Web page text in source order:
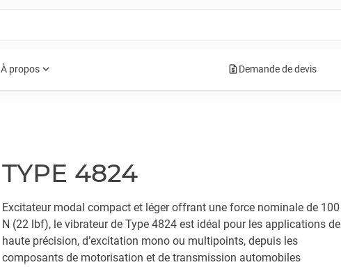
À propos expand_more request_quoteDemande de devis
TYPE 4824
Excitateur modal compact et léger offrant une force nominale de 100
N (22 lbf), le vibrateur de Type 4824 est idéal pour les applications de
haute précision, d’excitation mono ou multipoints, depuis les
composants de motorisation et de transmission automobiles